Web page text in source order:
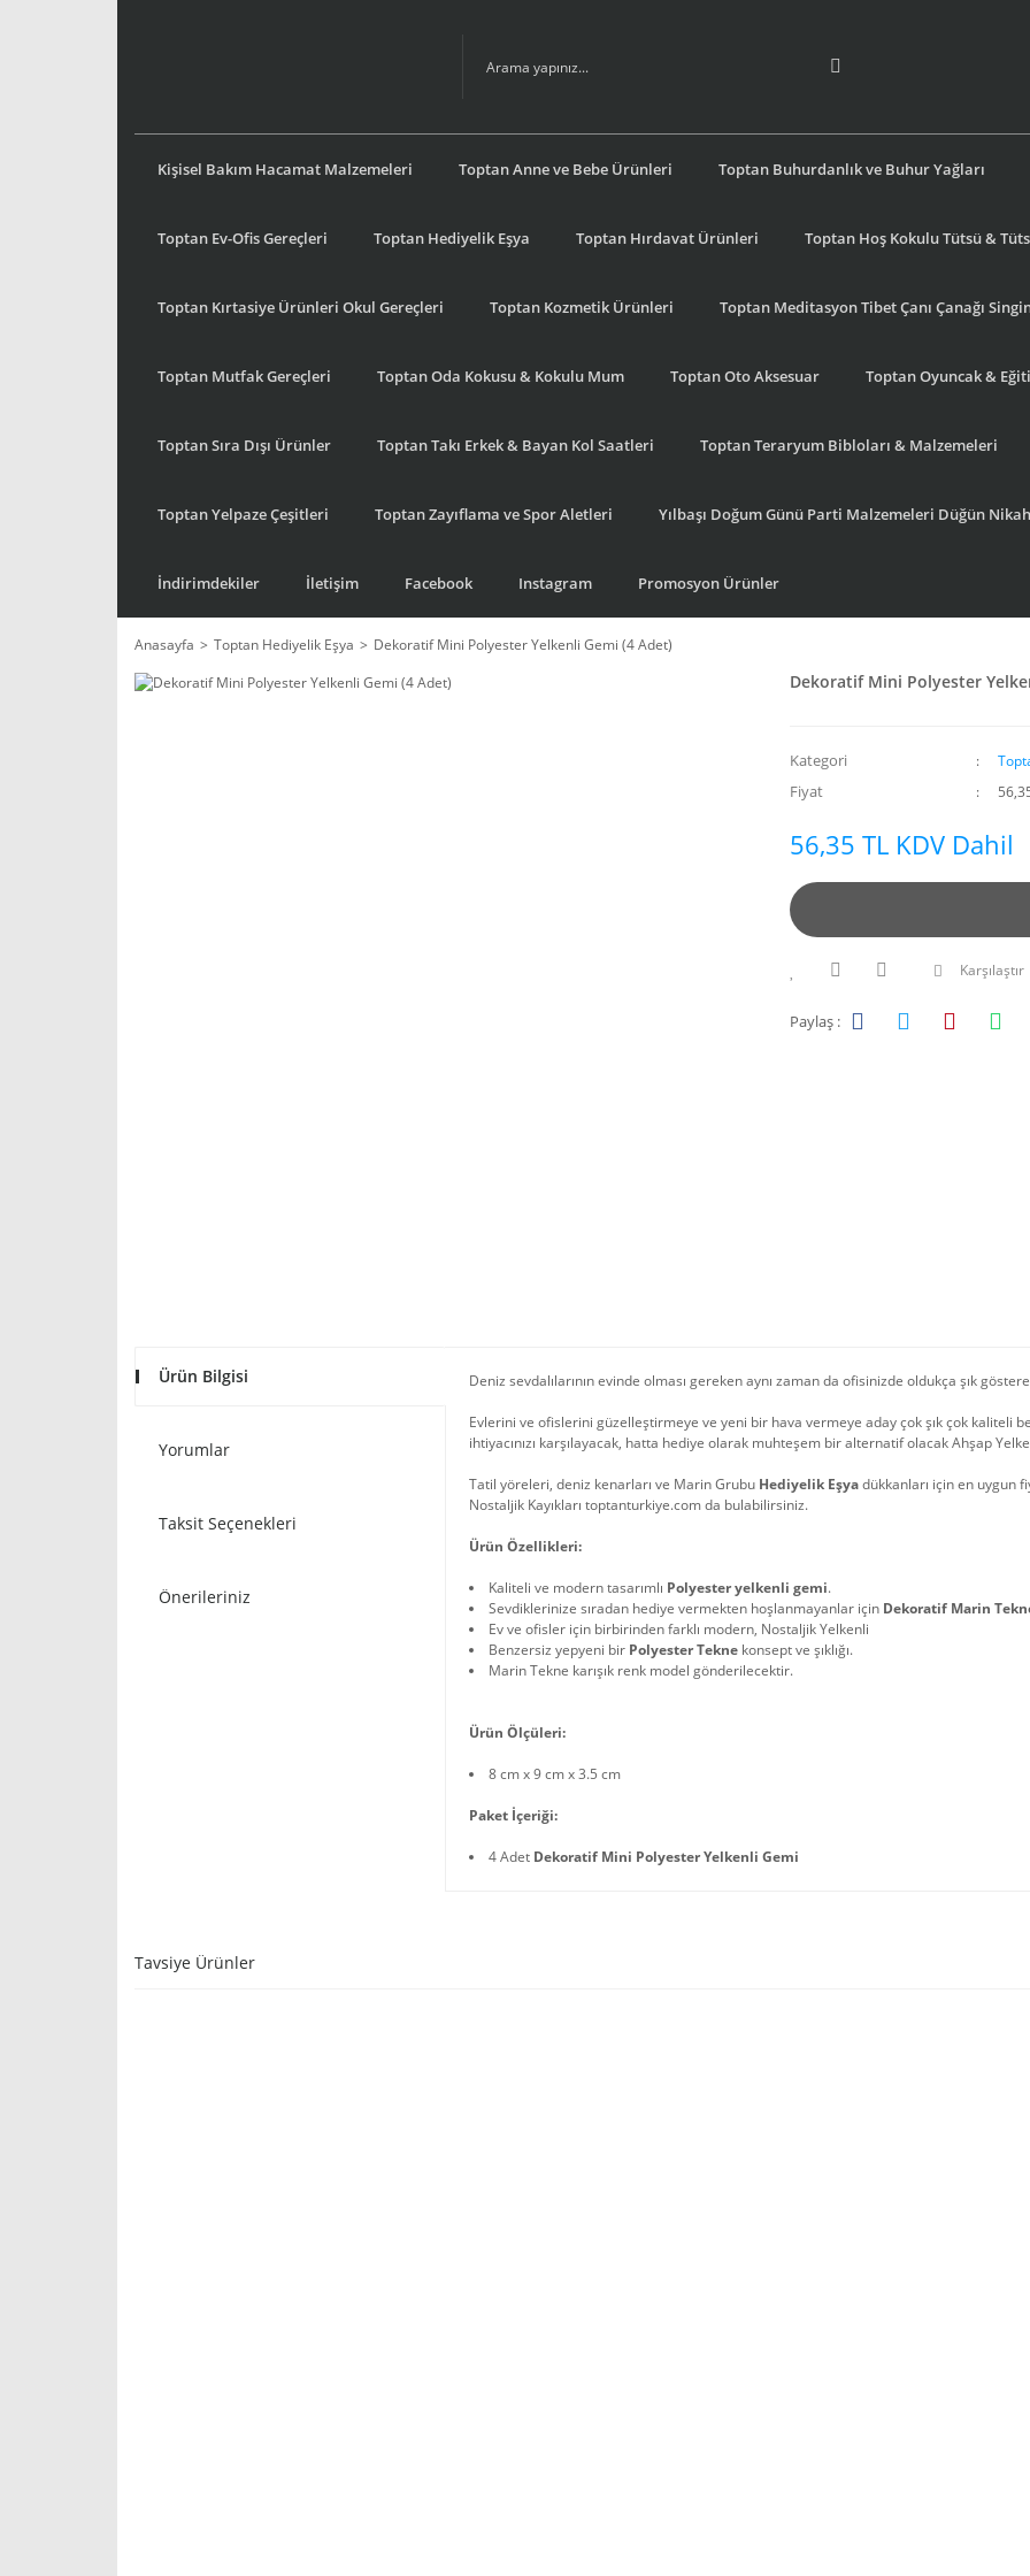
Kişisel Bakım Hacamat Malzemeleri Toptan Anne ve Bebe Ürünleri Toptan Buhurdanlık ve Buhur Yağları
Toptan Ev-Ofis Gereçleri Toptan Hediyelik Eşya Toptan Hırdavat Ürünleri Toptan Hoş Kokulu Tütsü &
Toptan Kırtasiye Ürünleri Okul Gereçleri Toptan Kozmetik Ürünleri Toptan Meditasyon Tibet Çanı Çanağı
Toptan Mutfak Gereçleri Toptan Oda Kokusu & Kokulu Mum Toptan Oto Aksesuar Toptan Oyuncak &
Toptan Sıra Dışı Ürünler Toptan Takı Erkek & Bayan Kol Saatleri Toptan Teraryum Bibloları & Malzemeleri
Toptan Yelpaze Çeşitleri Toptan Zayıflama ve Spor Aletleri Yılbaşı Doğum Günü Parti Malzemeleri Düğün
İndirimdekiler İletişim Facebook Instagram Promosyon Ürünler
Anasayfa Toptan Hediyelik Eşya Dekoratif Mini Polyester Yelkenli Gemi (4 Adet)
Dekoratif Mini Polyester
Kategori
Fiyat
56,35 TL KDV Dahil
Karşılaştır
Paylaş :
Ürün Bilgisi
Yorumlar
Taksit Seçenekleri
Önerileriniz
Deniz sevdalılarının evinde olması gereken aynı zaman da ofisinizde oldukça şık
Evlerini ve ofislerini güzelleştirmeye ve yeni bir hava vermeye aday çok şık çok kaliteli
ihtiyacınızı karşılayacak, hatta hediye olarak muhteşem bir alternatif olacak Ahşap
Tatil yöreleri, deniz kenarları ve Marin Grubu Hediyelik Eşyadükkanları için en uygun
Nostaljik Kayıkları toptanturkiye.com da bulabilirsiniz.
Ürün Özellikleri:
Kaliteli ve modern tasarımlı Polyester yelkenli gemi.
Sevdiklerinize sıradan hediye vermekten hoşlanmayanlar için Dekoratif Marin
Ev ve ofisler için birbirinden farklı modern, Nostaljik Yelkenli
Benzersiz yepyeni bir Polyester Tekne konsept ve şıklığı.
Marin Tekne karışık renk model gönderilecektir.
Ürün Ölçüleri:
8 cm x 9 cm x 3.5 cm
Paket İçeriği:
4 Adet Dekoratif Mini Polyester Yelkenli Gemi
Tavsiye Ürünler